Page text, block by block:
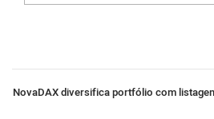
NovaDAX diversifica portfólio com